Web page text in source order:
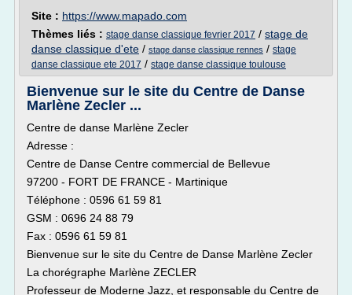
Site : https://www.mapado.com
Thèmes liés : stage danse classique fevrier 2017 / stage de
danse classique d'ete / stage danse classique rennes / stage
danse classique ete 2017 / stage danse classique toulouse
Bienvenue sur le site du Centre de Danse
Marlène Zecler ...
Centre de danse Marlène Zecler
Adresse :
Centre de Danse Centre commercial de Bellevue
97200 - FORT DE FRANCE - Martinique
Téléphone : 0596 61 59 81
GSM : 0696 24 88 79
Fax : 0596 61 59 81
Bienvenue sur le site du Centre de Danse Marlène Zecler
La chorégraphe Marlène ZECLER
Professeur de Moderne Jazz, et responsable du Centre de